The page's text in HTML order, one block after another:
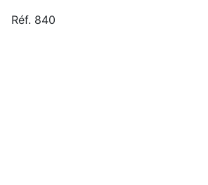
Réf. 840